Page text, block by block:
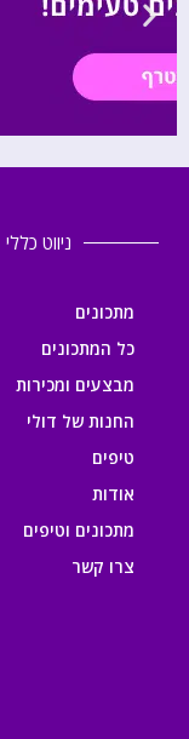
ניווט כללי
מתכונים
כל המתכונים
מבצעים ומכירות
החנות של דולי
טיפים
אודות
מתכונים וטיפים
צרו קשר